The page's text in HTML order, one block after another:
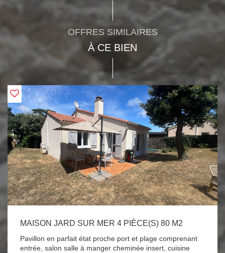
OFFRES SIMILAIRES
À CE BIEN
MAISON JARD SUR MER 4 PIÈCE(S) 80 M2
Pavillon en parfait état proche port et plage comprenant
entrée, salon salle à manger cheminée insert, cuisine